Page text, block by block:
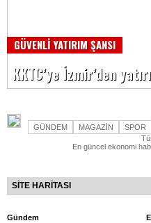
GÜVENLİ YATIRIM ŞANSI
KKTC’ye İzmir’den
GÜNDEM MAGAZİN SPOR
En güncel ekonomi
SİTE HARİTASI
Gündem